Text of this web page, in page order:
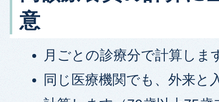
意
月ごとの診療分で計算しま
同じ医療機関でも、外来と